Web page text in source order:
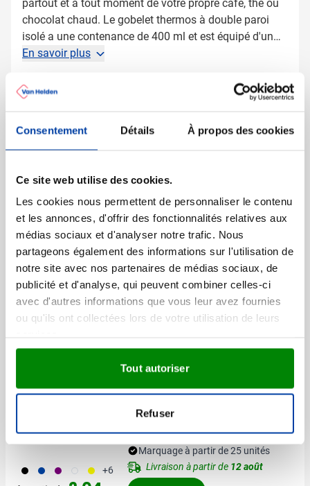
Consentement Détails À propos des cookies
Ce site web utilise des cookies.
Les cookies nous permettent de personnaliser le contenu
et les annonces, d'offrir des fonctionnalités relatives aux
médias sociaux et d'analyser notre trafic. Nous
partageons également des informations sur l'utilisation de
notre site avec nos partenaires de médias sociaux, de
publicité et d'analyse, qui peuvent combiner celles-ci
avec d'autres informations que vous leur avez fournies
ou qu'ils ont collectées lors de votre utilisation de leurs
Tout autoriser
Refuser
partout et à tout moment de votre propre café, thé ou
chocolat chaud. Le gobelet thermos à double paroi
isolé a une contenance de 400 ml et est équipé d'un
couvercle à visser avec ouverture coulissante. Le
intérieur en plastique ABS est sans BPA.
En savoir plus
Plus d'information
Poids
234 gramme(s)
Marque
Matière
Acier inoxydable, Acier
inoxydable recyclé,
Polypropylène, Silicone
Dimensions
12 cm x 18 cm (l x h)
Diamètre
8 cm
001 023 024 002 006 +6
Gerecyclede RVS Drinfkles
Sable
Marquage à partir de 25 unités
Livraison à partir de 12 août